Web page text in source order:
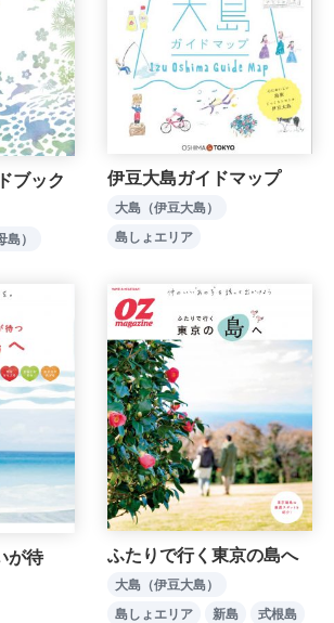
ブック
）
伊豆大島ガイドマップ
大島（伊豆大島）
島しょエリア
が待
ふたりで行く東京の島へ
大島（伊豆大島）
島しょエリア
新島
式根島